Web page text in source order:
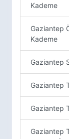
Kademe
Gaziantep
Kademe
Gaziantep
Gaziantep
Gaziantep
Gaziantep